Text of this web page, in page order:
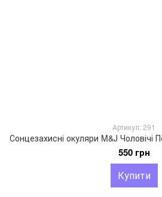
Артикул: 291
550 грн
Купити